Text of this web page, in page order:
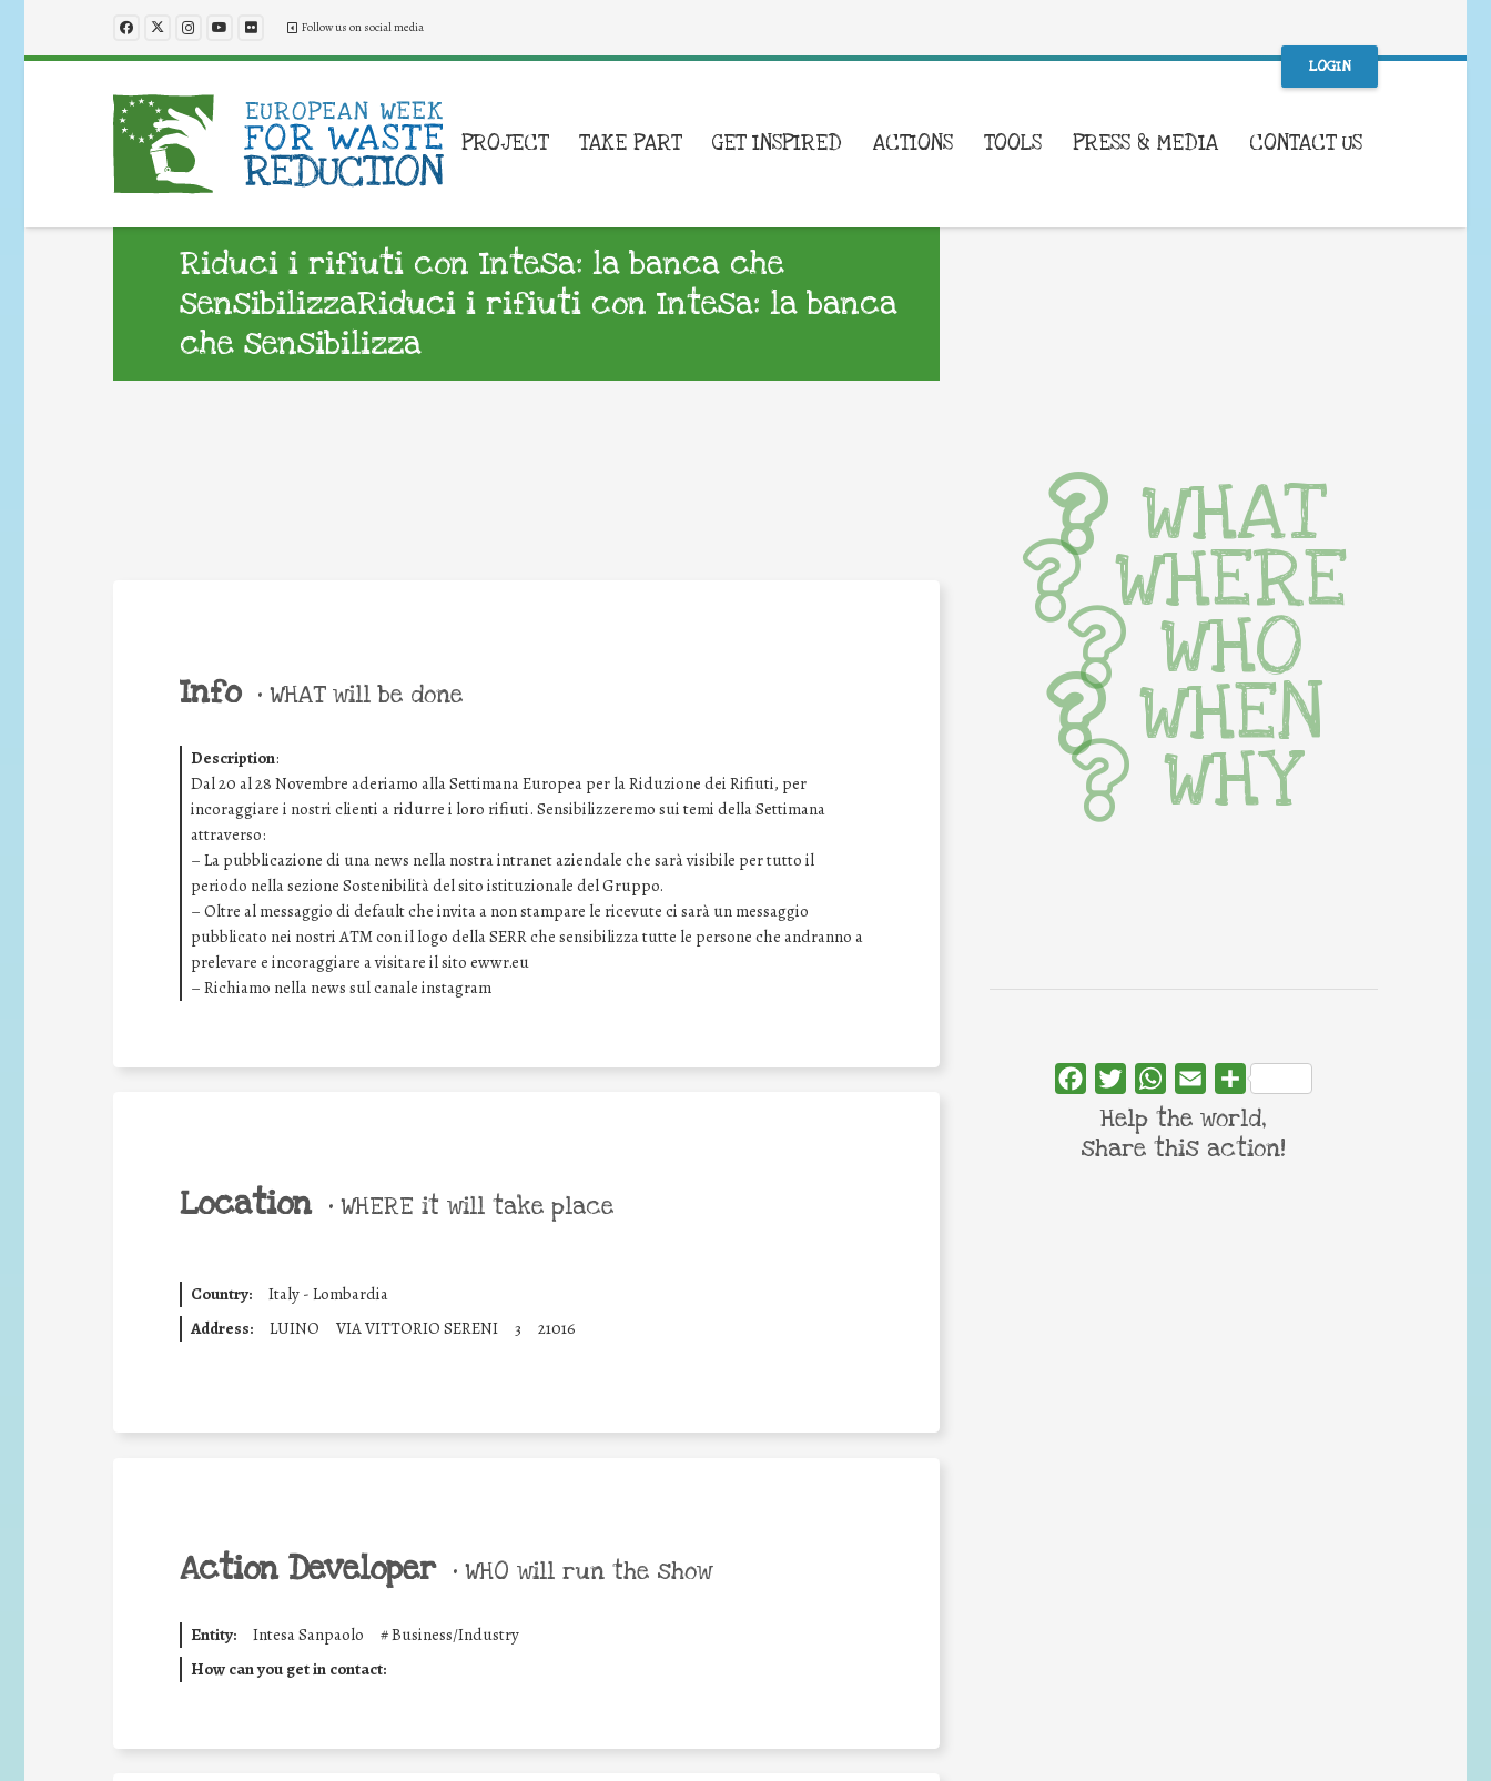
Follow us on social media
LOGIN
PROJECT TAKE PART GET INSPIRED ACTIONS TOOLS PRESS & MEDIA CONTACT US
Riduci i rifiuti con Intesa: la banca che
sensibilizzaRiduci i rifiuti con Intesa: la banca
che sensibilizza
Info • WHAT will be done
Description:
Dal 20 al 28 Novembre aderiamo alla Settimana Europea per la Riduzione dei Rifiuti, per
incoraggiare i nostri clienti a ridurre i loro rifiuti. Sensibilizzeremo sui temi della Settimana
attraverso:
– La pubblicazione di una news nella nostra intranet aziendale che sarà visibile per tutto il
periodo nella sezione Sostenibilità del sito istituzionale del Gruppo.
– Oltre al messaggio di default che invita a non stampare le ricevute ci sarà un messaggio
pubblicato nei nostri ATM con il logo della SERR che sensibilizza tutte le persone che andranno a
prelevare e incoraggiare a visitare il sito ewwr.eu
– Richiamo nella news sul canale instagram
Location • WHERE it will take place
Country:
Italy - Lombardia
Address:
LUINO VIA VITTORIO SERENI 3 21016
Action Developer • WHO will run the show
Entity: Intesa Sanpaolo #Business/Industry
How can you get in contact:
WHAT
WHERE
WHO
WHEN
WHY
FacebookTwitterWhatsApp
Email Share
Help the world,
share this action!